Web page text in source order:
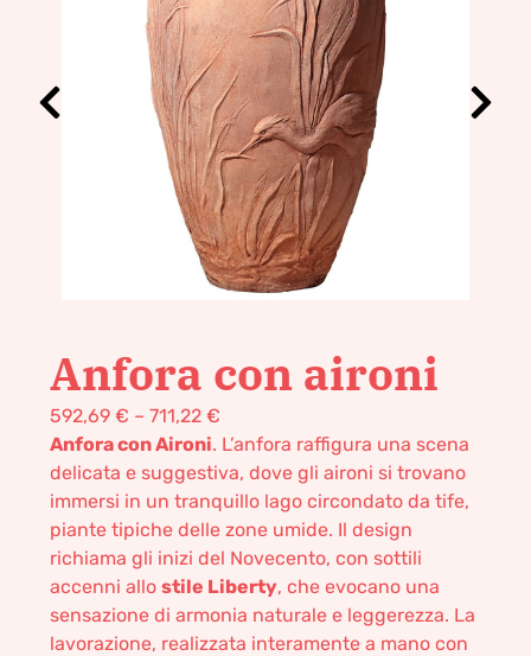
Anfora con aironi
592,69 € – 711,22 €
Anfora con Aironi. L’anfora raffigura una scena
delicata e suggestiva, dove gli aironi si trovano
immersi in un tranquillo lago circondato da tife,
piante tipiche delle zone umide. Il design
richiama gli inizi del Novecento, con sottili
accenni allo stile Liberty, che evocano una
sensazione di armonia naturale e leggerezza. La
lavorazione, realizzata interamente a mano con